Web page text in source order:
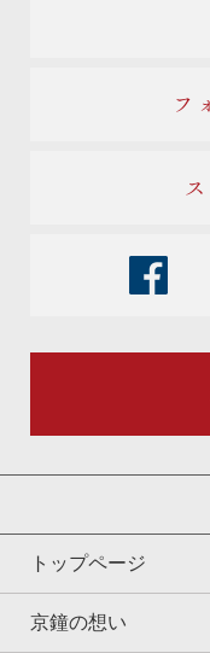
トップページ
京鐘の想い